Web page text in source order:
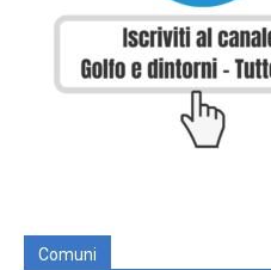
Comuni